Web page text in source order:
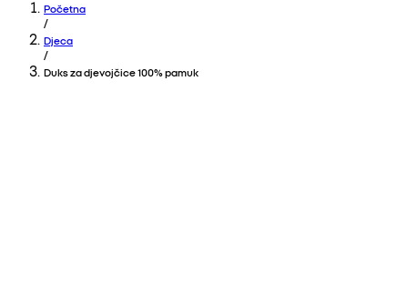
Početna
/
Djeca
/
Duks za djevojčice 100% pamuk